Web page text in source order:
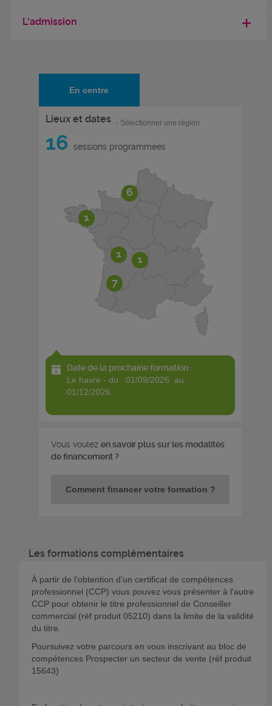
L'admission
En centre
Lieux et dates - Sélectionner une région
16 sessions programmées
7
1
6
1
1
Date de la prochaine formation :
le havre - du 01/09/2026 au
01/12/2026
Vous voulez en savoir plus sur les modalités
de financement ?
Comment financer votre formation ?
Les formations complémentaires
À partir de l’obtention d’un certificat de compétences
professionnel (CCP) vous pouvez vous présenter à l'autre
CCP pour obtenir le titre professionnel de Conseiller
commercial (réf produit 05210) dans la limite de la validité
du titre.
Poursuivez votre parcours en vous inscrivant au bloc de
compétences Prospecter un secteur de vente (réf produit
15643)